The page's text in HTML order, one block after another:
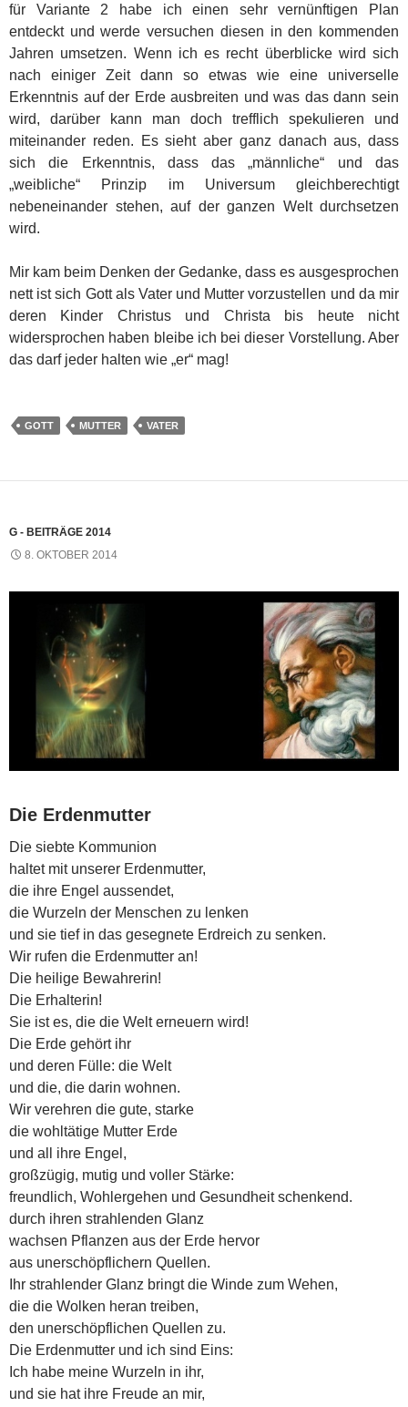
für Variante 2 habe ich einen sehr vernünftigen Plan
entdeckt und werde versuchen diesen in den kommenden
Jahren umsetzen. Wenn ich es recht überblicke wird sich
nach einiger Zeit dann so etwas wie eine universelle
Erkenntnis auf der Erde ausbreiten und was das dann sein
wird, darüber kann man doch trefflich spekulieren und
miteinander reden. Es sieht aber ganz danach aus, dass
sich die Erkenntnis, dass das „männliche“ und das
„weibliche“ Prinzip im Universum gleichberechtigt
nebeneinander stehen, auf der ganzen Welt durchsetzen
wird.
Mir kam beim Denken der Gedanke, dass es ausgesprochen
nett ist sich Gott als Vater und Mutter vorzustellen und da mir
deren Kinder Christus und Christa bis heute nicht
widersprochen haben bleibe ich bei dieser Vorstellung. Aber
das darf jeder halten wie „er“ mag!
GOTT MUTTER VATER
G - BEITRÄGE 2014
8. OKTOBER 2014
Die Erdenmutter
Die siebte Kommunion
haltet mit unserer Erdenmutter,
die ihre Engel aussendet,
die Wurzeln der Menschen zu lenken
und sie tief in das gesegnete Erdreich zu senken.
Wir rufen die Erdenmutter an!
Die heilige Bewahrerin!
Die Erhalterin!
Sie ist es, die die Welt erneuern wird!
Die Erde gehört ihr
und deren Fülle: die Welt
und die, die darin wohnen.
Wir verehren die gute, starke
die wohltätige Mutter Erde
und all ihre Engel,
großzügig, mutig und voller Stärke:
freundlich, Wohlergehen und Gesundheit schenkend.
durch ihren strahlenden Glanz
wachsen Pflanzen aus der Erde hervor
aus unerschöpflichern Quellen.
Ihr strahlender Glanz bringt die Winde zum Wehen,
die die Wolken heran treiben,
den unerschöpflichen Quellen zu.
Die Erdenmutter und ich sind Eins:
Ich habe meine Wurzeln in ihr,
und sie hat ihre Freude an mir,